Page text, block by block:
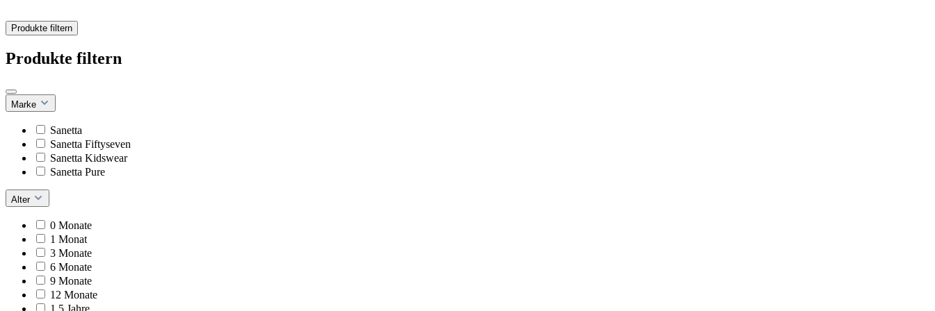
Produkte filtern
Produkte filtern
Marke
Sanetta
Sanetta Fiftyseven
Sanetta Kidswear
Sanetta Pure
Alter
0 Monate
1 Monat
3 Monate
6 Monate
9 Monate
12 Monate
1,5 Jahre